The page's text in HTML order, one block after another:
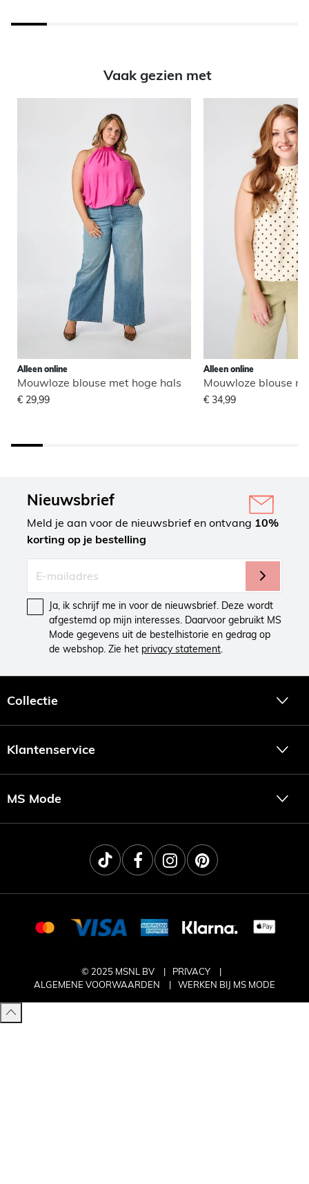
Vaak gezien met
Alleen online
Mouwloze blouse met hoge hals
€ 29,99
Alleen online
Mouwloze blouse
€ 34,99
Nieuwsbrief
Meld je aan voor de nieuwsbrief en ontvang 10%
korting op je bestelling
Ja, ik schrijf me in voor de nieuwsbrief. Deze wordt
afgestemd op mijn interesses. Daarvoor gebruikt MS
Mode gegevens uit de bestelhistorie en gedrag op
de webshop. Zie het privacy statement.
Collectie
Klantenservice
MS Mode
© 2025 MSNL BV
PRIVACY
ALGEMENE VOORWAARDEN
WERKEN BIJ MS MODE